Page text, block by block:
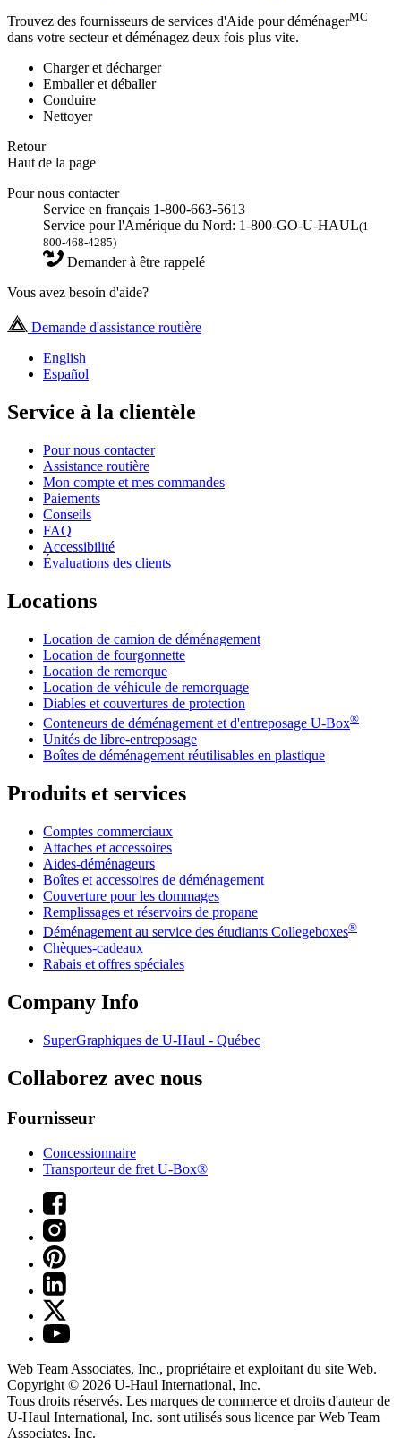
Trouvez des fournisseurs de services d'Aide pour déménagerMC
dans votre secteur et déménagez deux fois plus vite.
Charger et décharger
Emballer et déballer
Conduire
Nettoyer
Retour
Haut de la page
Pour nous contacter
Service en français 1-800-663-5613
Service pour l'Amérique du Nord: 1-800-GO-U-HAUL(1-
800-468-4285)
Demander à être rappelé
Vous avez besoin d'aide?
Demande d'assistance routière
English
Español
Service à la clientèle
Pour nous contacter
Assistance routière
Mon compte et mes commandes
Paiements
Conseils
FAQ
Accessibilité
Évaluations des clients
Locations
Location de camion de déménagement
Location de fourgonnette
Location de remorque
Location de véhicule de remorquage
Diables et couvertures de protection
Conteneurs de déménagement et d'entreposage U-Box®
Unités de libre-entreposage
Boîtes de déménagement réutilisables en plastique
Produits et services
Comptes commerciaux
Attaches et accessoires
Aides-déménageurs
Boîtes et accessoires de déménagement
Couverture pour les dommages
Remplissages et réservoirs de propane
Déménagement au service des étudiants Collegeboxes®
Chèques-cadeaux
Rabais et offres spéciales
Company Info
SuperGraphiques de U-Haul - Québec
Collaborez avec nous
Fournisseur
Concessionnaire
Transporteur de fret U-Box®
Web Team Associates, Inc., propriétaire et exploitant du site Web.
Copyright © 2026 U-Haul International, Inc.
Tous droits réservés. Les marques de commerce et droits d'auteur de
U-Haul International, Inc. sont utilisés sous licence par Web Team
Associates, Inc.